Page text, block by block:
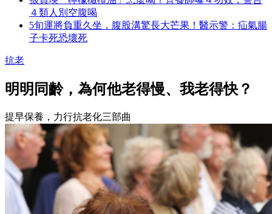
４類人別空腹喝
5旬運將負重久坐，腹股溝驚長大芒果！醫示警：疝氣腸
子卡死恐壞死
抗老
明明同齡，為何他老得慢、我老得快？
提早保養，力行抗老化三部曲